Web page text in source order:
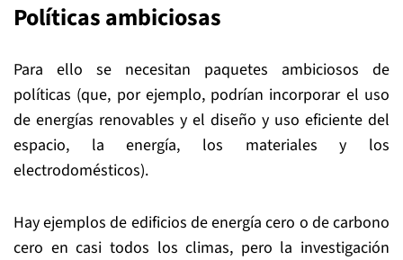
Políticas ambiciosas
Para ello se necesitan paquetes ambiciosos de
políticas (que, por ejemplo, podrían incorporar el uso
de energías renovables y el diseño y uso eficiente del
espacio, la energía, los materiales y los
electrodomésticos).
Hay ejemplos de edificios de energía cero o de carbono
cero en casi todos los climas, pero la investigación